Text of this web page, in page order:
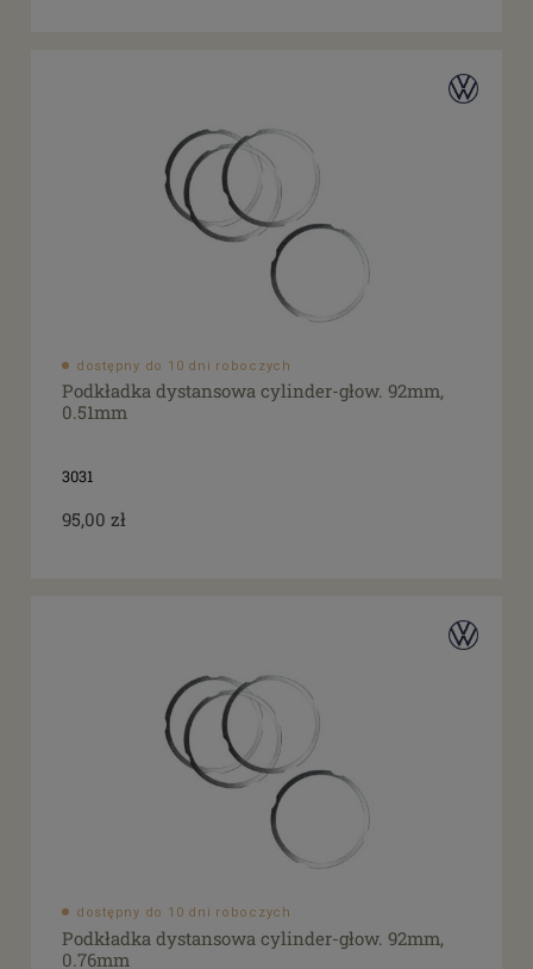
dostępny do 10 dni roboczych
Podkładka dystansowa cylinder-głow. 92mm,
0.51mm
3031
95,00 zł
dostępny do 10 dni roboczych
Podkładka dystansowa cylinder-głow. 92mm,
0.76mm